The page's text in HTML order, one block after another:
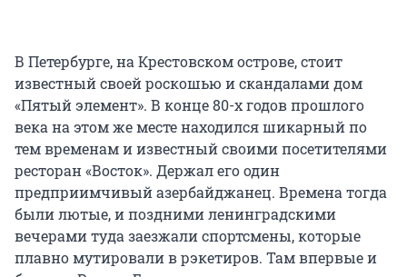
В Петербурге, на Крестовском острове, стоит
известный своей роскошью и скандалами дом
«Пятый элемент». В конце 80-х годов прошлого
века на этом же месте находился шикарный по
тем временам и известный своими посетителями
ресторан «Восток». Держал его один
предприимчивый азербайджанец. Времена тогда
были лютые, и поздними ленинградскими
вечерами туда заезжали спортсмены, которые
плавно мутировали в рэкетиров. Там впервые и